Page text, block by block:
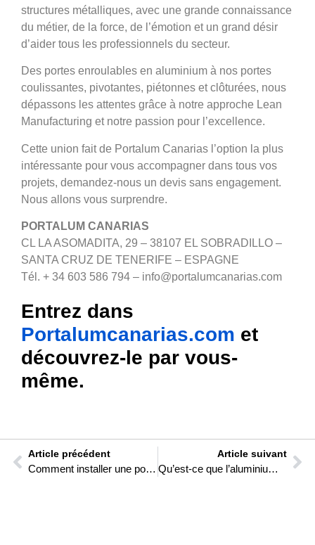
structures métalliques, avec une grande connaissance
du métier, de la force, de l’émotion et un grand désir
d’aider tous les professionnels du secteur.
Des portes enroulables en aluminium à nos portes
coulissantes, pivotantes, piétonnes et clôturées, nous
dépassons les attentes grâce à notre approche Lean
Manufacturing et notre passion pour l’excellence.
Cette union fait de Portalum Canarias l’option la plus
intéressante pour vous accompagner dans tous vos
projets, demandez-nous un devis sans engagement.
Nous allons vous surprendre.
PORTALUM CANARIAS
CL LA ASOMADITA, 29 – 38107 EL SOBRADILLO –
SANTA CRUZ DE TENERIFE – ESPAGNE
Tél. + 34 603 586 794 – info@portalumcanarias.com
Entrez dans
Portalumcanarias.com et
découvrez-le par vous-
même.
Article précédent
Comment installer une porte de garage coulissante automatique extérieure
Article suivant
Qu’est-ce que l’aluminium extrudé ou extrudé ?